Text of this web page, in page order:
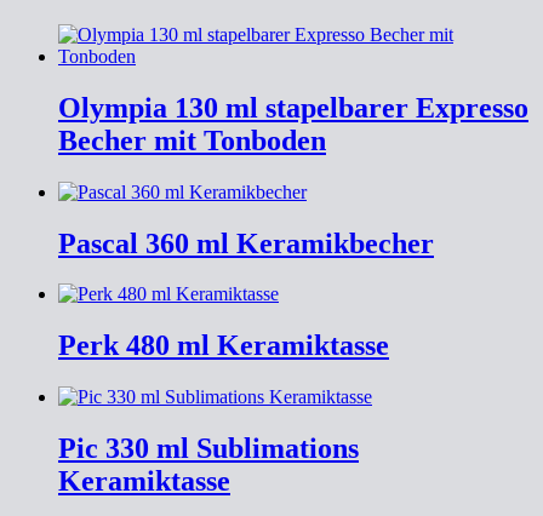
Olympia 130 ml stapelbarer Expresso
Becher mit Tonboden
Pascal 360 ml Keramikbecher
Perk 480 ml Keramiktasse
Pic 330 ml Sublimations
Keramiktasse